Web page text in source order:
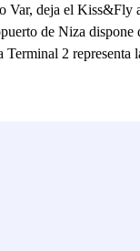
Var, deja el Kiss&Fly
de Niza dispone
Terminal 2 representa